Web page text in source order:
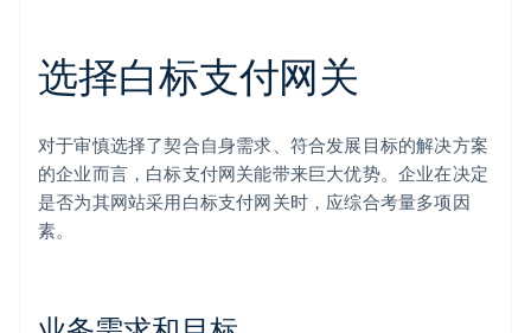
选择白标支付网关
对于审慎选择了契合自身需求、符合发展目标的解决方案
的企业而言，白标支付网关能带来巨大优势。企业在决定
是否为其网站采用白标支付网关时，应综合考量多项因
素。